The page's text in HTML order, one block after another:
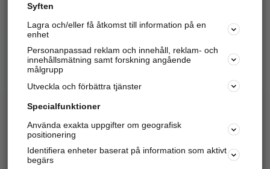
Hitta.se - Gratis nummerupplysning.
Sök företag, personer och platser.
Hitta telefonnummer, adresser, företagsinfo mm.
Marknadsför företaget
Kom igång och annonsera mot
samarbetspartners nära dig.
Syften
Lagra och/eller få åtkomst till information på en
enhet
Personanpassad reklam och innehåll, reklam- och
innehållsmätning samt forskning angående
målgrupp
Utveckla och förbättra tjänster
Specialfunktioner
Använda exakta uppgifter om geografisk
positionering
Identifiera enheter baserat på information som aktivt
begärs